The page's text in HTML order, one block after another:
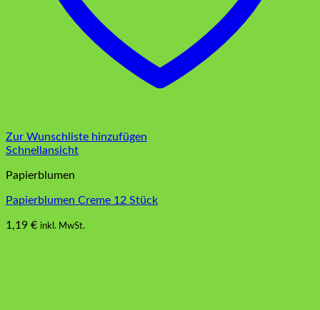
Zur Wunschliste hinzufügen
Schnellansicht
Papierblumen
Papierblumen Creme 12 Stück
1,19 € inkl. MwSt.